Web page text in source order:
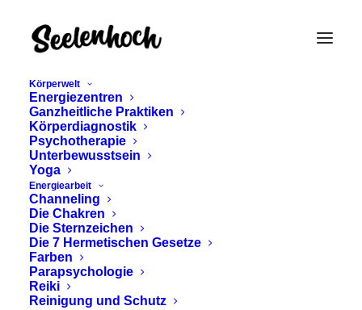
Körperwelt
Energiezentren
Ganzheitliche Praktiken
Körperdiagnostik
Psychotherapie
Unterbewusstsein
Yoga
Energiearbeit
Channeling
Die Chakren
Die Sternzeichen
Die 7 Hermetischen Gesetze
Farben
Parapsychologie
Reiki
Reinigung und Schutz
Mantra AUM